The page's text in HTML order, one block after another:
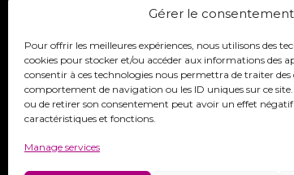
Gérer le consentement
Pour offrir les meilleures expériences, nous utilisons des
cookies pour stocker et/ou accéder aux informations des
consentir à ces technologies nous permettra de traiter des
comportement de navigation ou les ID uniques sur ce
ou de retirer son consentement peut avoir un effet
caractéristiques et fonctions.
Manage services